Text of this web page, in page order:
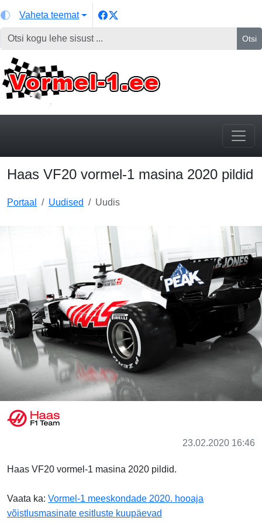
Vaheta teemat
Otsi
Haas VF20 vormel-1 masina 2020 pildid
Portaal Uudised Uudis
23.02.2020 16:46
Haas VF20 vormel-1 masina 2020 pildid.
Vaata ka: Vormel-1 meeskondade 2020. hooaja
võistlusmasinate esitluste kuupäevad